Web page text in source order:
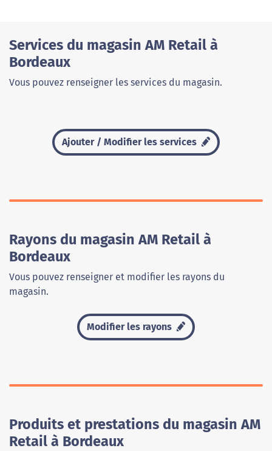
Services du magasin AM Retail à
Bordeaux
Vous pouvez renseigner les services du magasin.
Ajouter / Modifier les services
Rayons du magasin AM Retail à
Bordeaux
Vous pouvez renseigner et modifier les rayons du
magasin.
Modifier les rayons
Produits et prestations du magasin AM
Retail à Bordeaux